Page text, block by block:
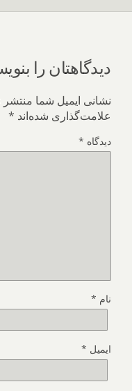
دیدگاهتان را
نشانی ایمیل شما منتشر
علامت‌گذاری شده‌اند *
دیدگاه *
نام *
ایمیل *